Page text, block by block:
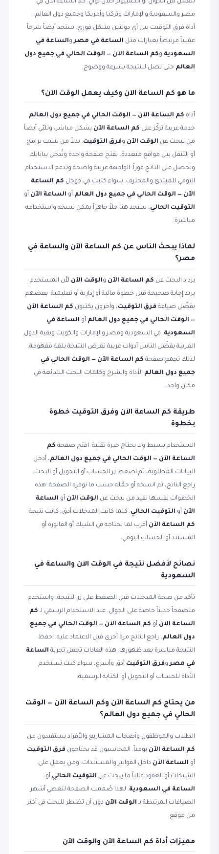
لتعمل من الجوال أو الكمبيوتر خلال ثوانٍ. كم الساعة الآن في
مصر والسعودية والإمارات وتركيا وأمريكا وجميع دول العالم.
أداة فرق التوقيت بين أي دولتين بشكل فوري. ستجد أيضاً شرحاً
عملياً مرتبطاً بعبارات مثل الساعة في مصروالساعة في
السعودية وكم الساعة الآن — الوقت الحالي في جميع دول
العالم حتى تصل للنتيجة بسرعة ووضوح.
ما هو كم الساعة الآن وكيف يعمل الوقت الآن؟
أداة كم الساعة الآن — الوقت الحالي في جميع دول العالم
خدمة عربية تركّز على كم الساعة الآن بشكل مباشر، وتلبّي أيضاً
من يبحث عن الوقت الآن وفرق التوقيت. بدلاً من تثبيت برامج
أو التنقل بين مواقع متعددة، تفتح صفحة واحدة وتُدخل بياناتك
وتحصل على الناتج فوراً. الواجهة عربية واضحة وتدعم الاستخدام
اليومي للمبتدئ والمحترف. سواء كتبت في جوجل كم الساعة
الآن — الوقت الحالي في جميع دول العالم أو الساعة الآن أو
التوقيت الحالي، ستجد هنا حلاً جاهزاً يمكن نسخه واستخدامه
مباشرة.
لماذا يبحث الناس عن كم الساعة الآن والساعة في
مصر؟
يزداد البحث عن كم الساعة الآن والوقت الآن لأن المستخدم
يريد إجابة صحيحة قبل خطوة مالية أو إدارية أو تعليمية. بعضهم
يفضّل صياغة فرق التوقيت، وآخرون يكتبون كم الساعة الآن
— الوقت الحالي في جميع دول العالم أو الساعة في
السعودية. في السعودية ومصر والإمارات والكويت وبقية الدول
العربية يفضّل الناس أدوات عربية تعرض النتيجة بلغة مفهومة.
لذلك تجمع صفحة كم الساعة الآن — الوقت الحالي في
جميع دول العالم الأداة والشرح وكلمات البحث الشائعة في
مكان واحد.
طريقة كم الساعة الآن وفرق التوقيت خطوة
بخطوة
الاستخدام بسيط ولا يحتاج خبرة تقنية. افتح صفحة كم
الساعة الآن — الوقت الحالي في جميع دول العالم، أدخل
البيانات المطلوبة، ثم اضغط زر الحساب أو التحويل أو البحث.
راجع الناتج، ثم انسخه أو حمّله حسب ما توفره الصفحة. هذه
الخطوات نفسها تفيد من يبحث عن الوقت الآن أو الساعة
الآن أو التوقيت الحالي. كلما كانت المدخلات أدق، كانت نتيجة
كم الساعة الآن أقرب لما تحتاجه في الشيك أو الفاتورة أو
المستند أو الحساب اليومي.
نصائح لأفضل نتيجة في الوقت الآن والساعة في
السعودية
تأكد من صحة المدخلات قبل الضغط على زر النتيجة، واستخدم
متصفحاً حديثاً خاصة على الجوال. عند الاستخدام الرسمي لـ كم
الساعة الآن أو كم الساعة الآن — الوقت الحالي في جميع
دول العالم، راجع الناتج مرة أخرى قبل الاعتماد عليه. احفظ
النتيجة مباشرة بعد ظهورها. هذه العادات تجعل تجربة الساعة
في مصروفرق التوقيت أدق وأسرع، سواء كنت تستخدم
الأداة للحساب أو التحويل أو الكتابة الرسمية.
من يحتاج كم الساعة الآن وكم الساعة الآن — الوقت
الحالي في جميع دول العالم؟
الطلاب والموظفون وأصحاب المشاريع والأفراد يستفيدون من
كم الساعة الآن يومياً. المحاسبون قد يحتاجون فرق التوقيت
أو الساعة الآن داخل الفواتير والمستندات. ومن يعمل على
الشيكات أو العقود غالباً ما يبحث عن التوقيت الحالي أو
الساعة في السعودية. لهذا صُممت الصفحة لتغطي أشهر
الصياغات المرتبطة بـ الوقت الآن دون أن تضطر للبحث في أكثر
من موقع.
مميزات أداة كم الساعة الآن والوقت الآن